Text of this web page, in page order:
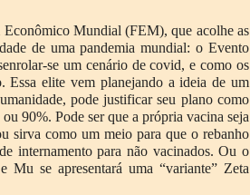
Mundial (FEM), que acolhe as
de uma pandemia mundial: o Evento
se um cenário de covid, e como os
Essa elite vem planejando a ideia de um
pode justificar seu plano como
90%. Pode ser que a própria vacina seja
sirva como um meio para que o rebanho
internamento para não vacinados. Ou o
Mu se apresentará uma “variante” Zeta